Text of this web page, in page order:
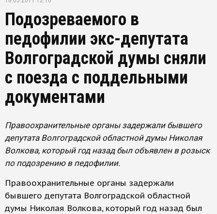
Подозреваемого в
педофилии экс-депутата
Волгоградской думы сняли
с поезда с поддельными
документами
Правоохранительные органы задержали бывшего
депутата Волгоградской областной думы Николая
Волкова, который год назад был объявлен в розыск
по подозрению в педофилии.
Правоохранительные органы задержали
бывшего депутата Волгоградской областной
думы Николая Волкова, который год назад был